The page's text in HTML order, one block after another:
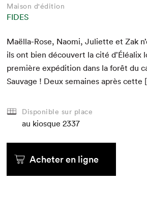
Maison d'édition
FIDES
Maël­la-Rose, Nao­mi, Juli­ette et Zak
ils ont bien décou­vert la cité d’Éléalix
pre­mière expédi­tion dans la forêt du
Sauvage ! Deux semaines après
Disponible sur place
au kiosque 2337
Acheter en ligne